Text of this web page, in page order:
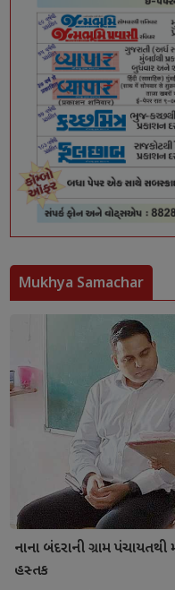
Mukhya Samachar
નાના બંદરાની ગ્રામ
હસ્તક